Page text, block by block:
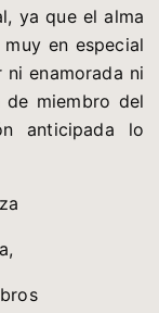
ya que el alma
en especial
enamorada ni
de miembro del
anticipada lo